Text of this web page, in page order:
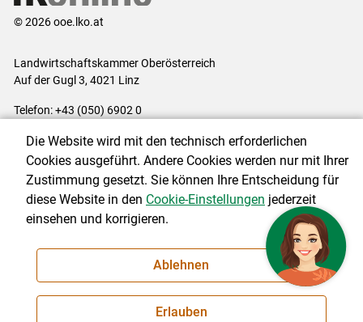
© 2026 ooe.lko.at
Landwirtschaftskammer Oberösterreich
Auf der Gugl 3, 4021 Linz
Telefon: +43 (050) 6902 0
Impressum|Kontakt|Gewinnspiele|Datenschutzerklärung |
Barrierefreiheit
Cookie-Einstellungen
NEWSLETTER
Die Website wird mit den technisch erforderlichen
Cookies ausgeführt. Andere Cookies werden nur mit Ihrer
Zustimmung gesetzt. Sie können Ihre Entscheidung für
diese Website in den Cookie-Einstellungen jederzeit
einsehen und korrigieren.
Ablehnen
Erlauben